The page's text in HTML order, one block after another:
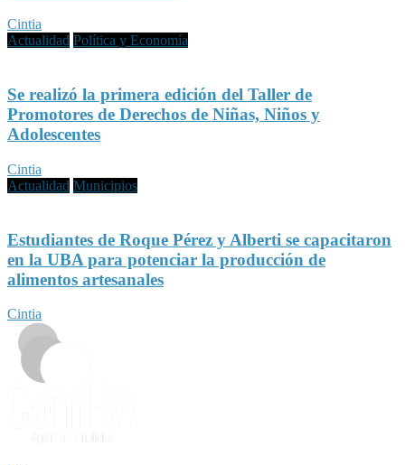
Cintia
Actualidad Política y Economía
Se realizó la primera edición del Taller de
Promotores de Derechos de Niñas, Niños y
Adolescentes
Cintia
Actualidad Municipios
Estudiantes de Roque Pérez y Alberti se capacitaron
en la UBA para potenciar la producción de
alimentos artesanales
Cintia